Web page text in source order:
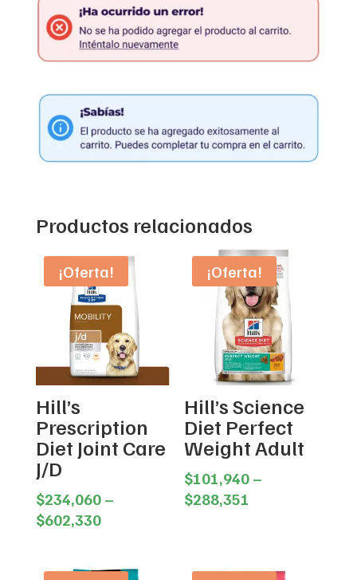
Productos relacionados
¡Oferta!
Hill’s
Prescription
Diet Joint Care
J/D
$234,060 –
$602,330Price
¡Oferta!
Hill’s Science
Diet Perfect
Weight Adult
$101,940 –
$288,351